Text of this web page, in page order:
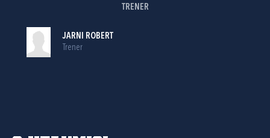
TRENER
JARNI ROBERT
Trener